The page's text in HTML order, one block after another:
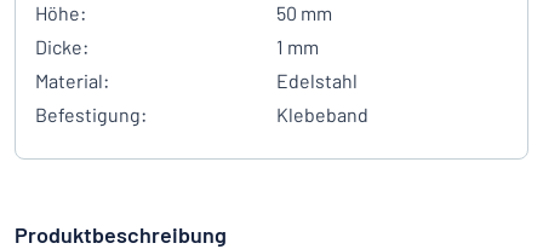
Höhe:
50 mm
Dicke:
1 mm
Material:
Edelstahl
Befestigung:
Klebeband
Produktbeschreibung